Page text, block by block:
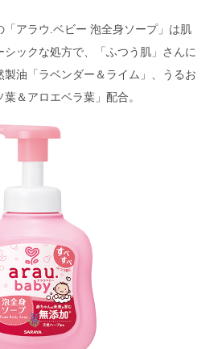
「アラウ.ベビー 泡全身ソープ」は肌
ックな処方で、「ふつう肌」さんに
油「ラベンダー＆ライム」、うるお
＆アロエベラ葉」配合。